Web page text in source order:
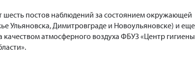
шесть постов наблюдений за состоянием окружающей
Ульяновска, Димитровграде и Новоульяновске) и еще
атмосферного воздуха ФБУЗ «Центр